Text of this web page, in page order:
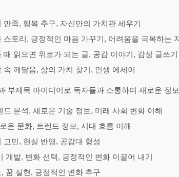
만족, 행복 추구, 자신만의 가치관 세우기
스토리, 긍정적인 마음 가꾸기, 어려움을 극복하는
때 읽으면 위로가 되는 글, 공감 이야기, 감성 글쓰기
속 깨달음, 삶의 가치 찾기, 인생 에세이
부제목 아이디어로 독자들과 소통하며 새로운 정
드 분석, 새로운 기술 정보, 미래 사회 변화 이해
운 문화, 트렌드 정보, 시대 흐름 이해
고민, 현실 반영, 공감대 형성
개발, 변화 선택, 긍정적인 변화 이끌어 내기
꿈 실현, 긍정적인 변화 추구